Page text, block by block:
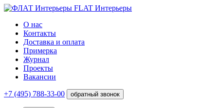
FLAT Интерьеры
О нас
Контакты
Доставка и оплата
Примерка
Журнал
Проекты
Вакансии
+7 (495) 788-33-00 обратный звонок